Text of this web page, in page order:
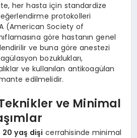
her hasta için standardize
protokolleri
(American Society of
göre hastanın genel
ve buna göre anestezi
bozuklukları,
ve kullanılan antikoagülan
edilmelidir.
ve Minimal
20 yaş dişi cerrahisinde minimal